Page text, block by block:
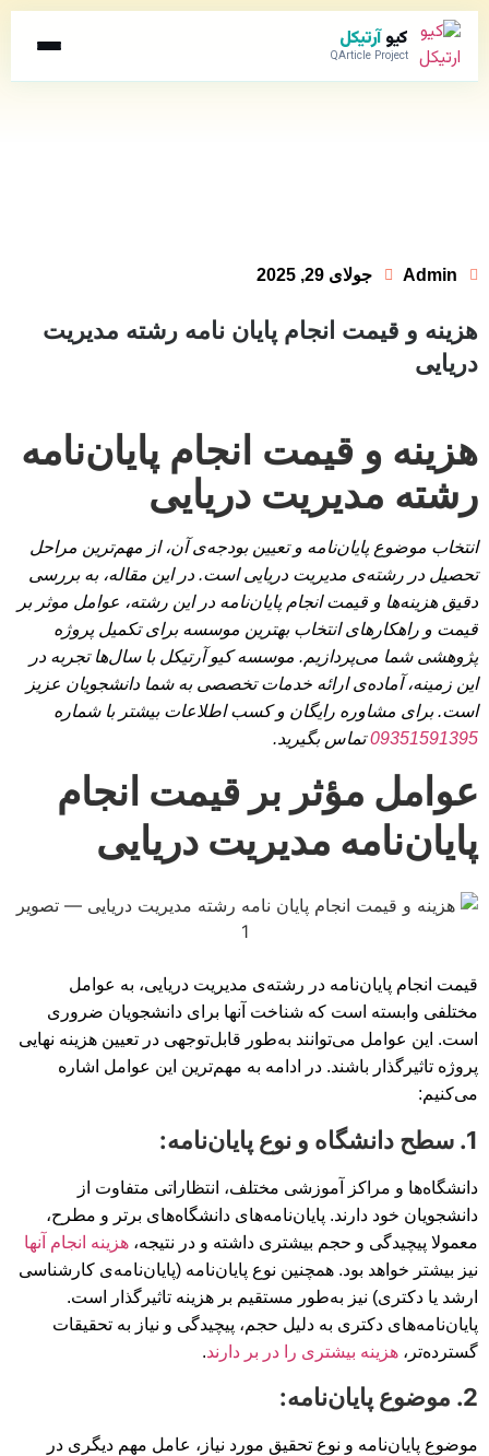
کیوآرتیکل
QArticle Project
Admin جولای 29, 2025
هزینه و قیمت انجام پایان نامه رشته مدیریت
دریایی
هزینه و قیمت انجام پایان‌نامه
رشته مدیریت دریایی
انتخاب موضوع پایان‌نامه و تعیین بودجه‌ی آن، از مهم‌ترین مراحل
تحصیل در رشته‌ی مدیریت دریایی است. در این مقاله، به بررسی
دقیق هزینه‌ها و قیمت انجام پایان‌نامه در این رشته، عوامل موثر بر
قیمت و راهکارهای انتخاب بهترین موسسه برای تکمیل پروژه
پژوهشی شما می‌پردازیم. موسسه کیو آرتیکل با سال‌ها تجربه در
این زمینه، آماده‌ی ارائه خدمات تخصصی به شما دانشجویان عزیز
است. برای مشاوره رایگان و کسب اطلاعات بیشتر با شماره
09351591395تماس بگیرید.
عوامل مؤثر بر قیمت انجام
پایان‌نامه مدیریت دریایی
قیمت انجام پایان‌نامه در رشته‌ی مدیریت دریایی، به عوامل
مختلفی وابسته است که شناخت آنها برای دانشجویان ضروری
است. این عوامل می‌توانند به‌طور قابل‌توجهی در تعیین هزینه نهایی
پروژه تاثیرگذار باشند. در ادامه به مهم‌ترین این عوامل اشاره
می‌کنیم:
1. سطح دانشگاه و نوع پایان‌نامه:
دانشگاه‌ها و مراکز آموزشی مختلف، انتظاراتی متفاوت از
دانشجویان خود دارند. پایان‌نامه‌های دانشگاه‌های برتر و مطرح،
معمولا پیچیدگی و حجم بیشتری داشته و در نتیجه، هزینه انجام آنها
نیز بیشتر خواهد بود. همچنین نوع پایان‌نامه (پایان‌نامه‌ی کارشناسی
ارشد یا دکتری) نیز به‌طور مستقیم بر هزینه تاثیرگذار است.
پایان‌نامه‌های دکتری به دلیل حجم، پیچیدگی و نیاز به تحقیقات
گسترده‌تر، هزینه بیشتری را در بر دارند.
2. موضوع پایان‌نامه:
موضوع پایان‌نامه و نوع تحقیق مورد نیاز، عامل مهم دیگری در